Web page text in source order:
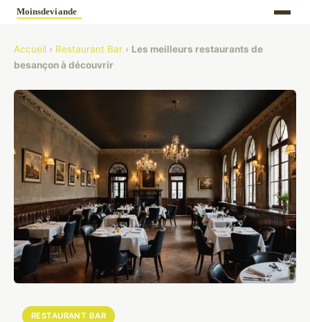
Accueil › Restaurant Bar › Les meilleurs restaurants de
besançon à découvrir
RESTAURANT BAR